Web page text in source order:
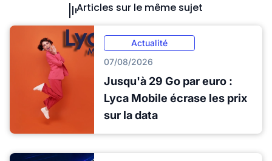
Articles sur le même sujet
Actualité
07/08/2026
Jusqu'à 29 Go par euro :
Lyca Mobile écrase les prix
sur la data